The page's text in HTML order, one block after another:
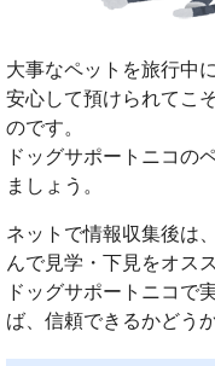
大事なペットを旅行中
安心して預けられてこ
のです。
ドッグサポートニコの
ましょう。
ネットで情報収集後は
んで見学・下見をオス
ドッグサポートニコで
ば、信頼できるかどう